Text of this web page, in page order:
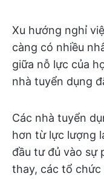
Xu hướng nghỉ
càng có nhiều
giữa nỗ lực của
nhà tuyển dụng
Các nhà tuyển
hơn từ lực lượng
đầu tư đủ vào sự
thay, các tổ